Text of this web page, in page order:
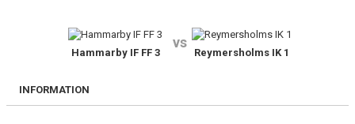
DOKUMENT
Hammarby IF FF 3
vs
Reymersholms IK 1
INFORMATION